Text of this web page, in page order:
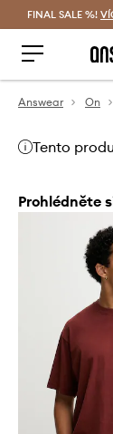
FINAL SALE %!
Answear On
Tento
Prohlédněte